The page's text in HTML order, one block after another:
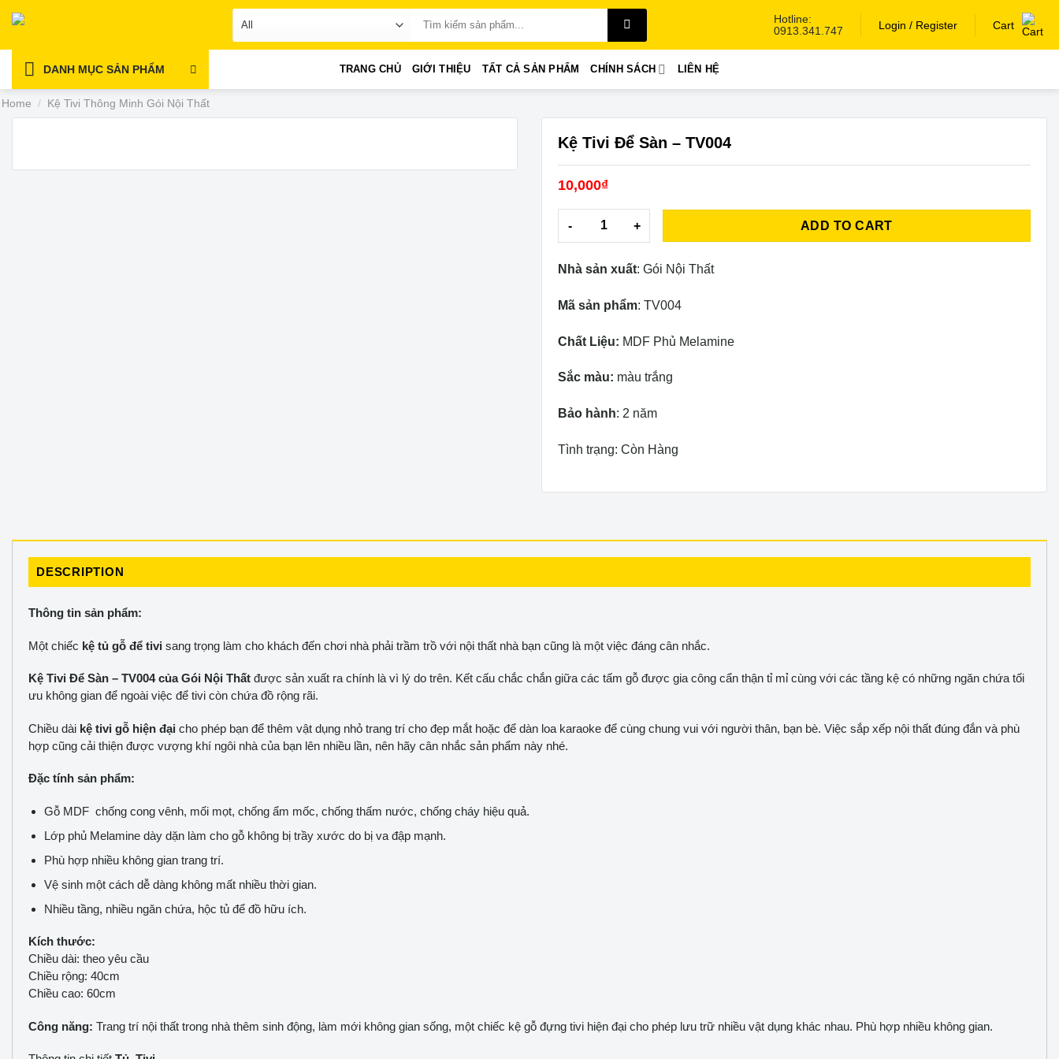
content
for:
Hotline:
0913.341.747
Login / Register Cart
DANH MỤC SẢN PHẨM TRANG CHỦ GIỚI THIỆU TẤT CẢ SẢN PHẨM CHÍNH SÁCH LIÊN HỆ
Home / Kệ Tivi Thông Minh Gói Nội Thất
Kệ Tivi Để Sàn – TV004
10,000₫
Kệ Tivi Để Sàn – TV004 quantity
ADD TO CART
Nhà sản xuất: Gói Nội Thất
Mã sản phẩm: TV004
Chất Liệu: MDF Phủ Melamine
Sắc màu: màu trắng
Bảo hành: 2 năm
Tình trạng: Còn Hàng
DESCRIPTION
Thông tin sản phẩm:
Một chiếc kệ tủ gỗ để tivi sang trọng làm cho khách đến chơi nhà phải trầm trồ với nội thất nhà bạn cũng là một việc đáng cân nhắc.
Kệ Tivi Để Sàn – TV004 của Gói Nội Thất được sản xuất ra chính là vì lý do trên. Kết cấu chắc chắn giữa các tấm gỗ được gia công cẩn thận tỉ mỉ cùng với các tầng kệ có những ngăn chứa tối
ưu không gian để ngoài việc để tivi còn chứa đồ rộng rãi.
Chiều dài kệ tivi gỗ hiện đại cho phép bạn để thêm vật dụng nhỏ trang trí cho đẹp mắt hoặc để dàn loa karaoke để cùng chung vui với người thân, bạn bè. Việc sắp xếp nội thất đúng đắn và phù
hợp cũng cải thiện được vượng khí ngôi nhà của bạn lên nhiều lần, nên hãy cân nhắc sản phẩm này nhé.
Đặc tính sản phẩm:
Gỗ MDF chống cong vênh, mối mọt, chống ẩm mốc, chống thấm nước, chống cháy hiệu quả.
Lớp phủ Melamine dày dặn làm cho gỗ không bị trầy xước do bị va đập mạnh.
Phù hợp nhiều không gian trang trí.
Vệ sinh một cách dễ dàng không mất nhiều thời gian.
Nhiều tầng, nhiều ngăn chứa, hộc tủ để đồ hữu ích.
Kích thước:
Chiều dài: theo yêu cầu
Chiều rộng: 40cm
Chiều cao: 60cm
Công năng: Trang trí nội thất trong nhà thêm sinh động, làm mới không gian sống, một chiếc kệ gỗ đựng tivi hiện đại cho phép lưu trữ nhiều vật dụng khác nhau. Phù hợp nhiều không gian.